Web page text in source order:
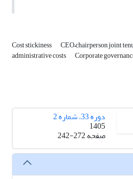
Cost stickiness CEO–chairperson joint
administrative costs Corporate
دوره 33، شماره 2
1405
صفحه242-272